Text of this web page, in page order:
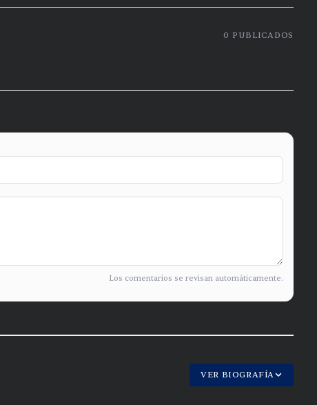
0 PUBLICADOS
Los comentarios se revisan automáticamente.
VER BIOGRAFÍA